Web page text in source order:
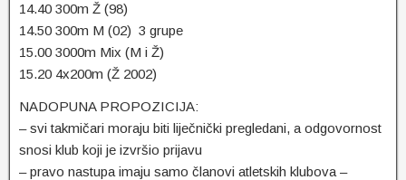
14.40 300m Ž (98)
14.50 300m M (02) 3 grupe
15.00 3000m Mix (M i Ž)
15.20 4x200m (Ž 2002)
NADOPUNA PROPOZICIJA:
– svi takmičari moraju biti liječnički pregledani, a odgovornost
snosi klub koji je izvršio prijavu
– pravo nastupa imaju samo članovi atletskih klubova –